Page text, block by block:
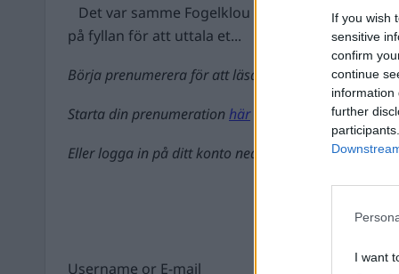
If you wish
sensitive
confirm
continue
information
further
I want
Det var samme Fogelklou vars telefon ringde
på fyllan för att uttala et...
Börja prenumerera för att läsa detta innehåll.
Starta din prenumerationhär
Eller logga in på ditt konto nedan:
Username or E-mail